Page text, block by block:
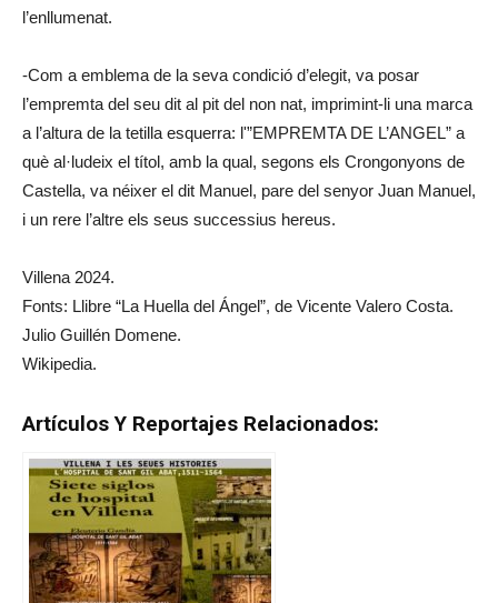
l’enllumenat.
-Com a emblema de la seva condició d’elegit, va posar
l’empremta del seu dit al pit del non nat, imprimint-li una marca
a l’altura de la tetilla esquerra: l'”EMPREMTA DE L’ANGEL” a
què al·ludeix el títol, amb la qual, segons els Crongonyons de
Castella, va néixer el dit Manuel, pare del senyor Juan Manuel,
i un rere l’altre els seus successius hereus.
Villena 2024.
Fonts: Llibre “La Huella del Ángel”, de Vicente Valero Costa.
Julio Guillén Domene.
Wikipedia.
Artículos Y Reportajes Relacionados: